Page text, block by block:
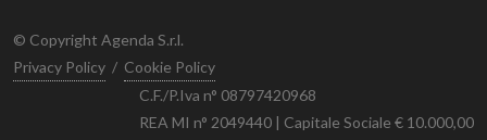
© Copyright Agenda S.r.l.
Privacy Policy / Cookie Policy
C.F./P.Iva n° 08797420968
REA MI n° 2049440 | Capitale Sociale € 10.000,00